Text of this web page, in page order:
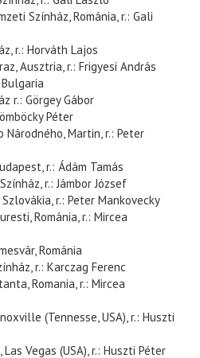
Színház, Románia, r.: Gali
r.: Horváth Lajos
Ausztria, r.: Frigyesi András
r.: Görgey Gábor
Péter
Národného, Martin, r.: Peter
r.: Ádám Tamás
r.: Jámbor József
r.: Peter Mankovecky
Románia, r.: Mircea
Románia
r.: Karczag Ferenc
Romania, r.: Mircea
(Tennesse, USA), r.: Huszti
Vegas (USA), r.: Huszti Péter